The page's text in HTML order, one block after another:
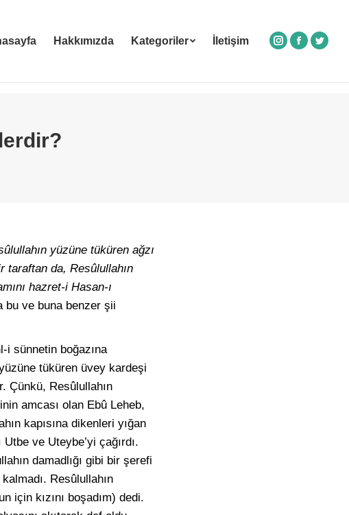
Hakkımızda Kategoriler İletişim
Instagram
Facebook
yüzüne tüküren ağzı
taraftan da, Resûlullahın
hazret-i Hasan-ı
bu ve buna benzer şii
i sünnetin boğazına
tüküren üvey kardeşi
Çünkü, Resûlullahın
amcası olan Ebû Leheb,
kapısına dikenleri yığan
ve Uteybe’yi çağırdı.
damadlığı gibi bir şerefi
Resûlullahın
için kızını boşadım) dedi.